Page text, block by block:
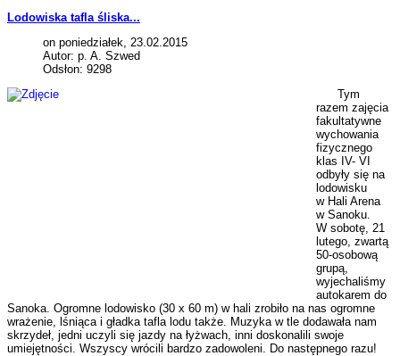
Lodowiska tafla śliska...
on poniedziałek, 23.02.2015
Autor: p. A. Szwed
Odsłon: 9298
Tym
razem zajęcia
fakultatywne
wychowania
fizycznego
klas IV- VI
odbyły się na
lodowisku
w Hali Arena
w Sanoku.
W sobotę, 21
lutego, zwartą
50-osobową
grupą,
wyjechaliśmy
autokarem do
Sanoka. Ogromne lodowisko (30 x 60 m) w hali zrobiło na nas ogromne
wrażenie, lśniąca i gładka tafla lodu także. Muzyka w tle dodawała nam
skrzydeł, jedni uczyli się jazdy na łyżwach, inni doskonalili swoje
umiejętności. Wszyscy wrócili bardzo zadowoleni. Do następnego razu!